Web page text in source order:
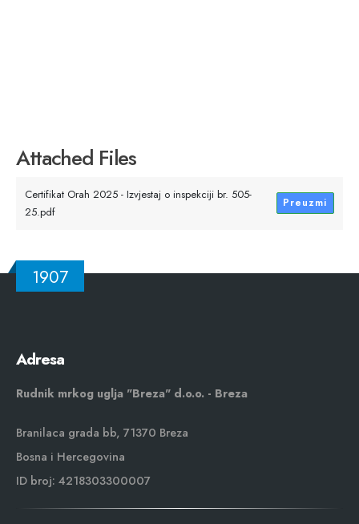
Attached Files
Certifikat Orah 2025 - Izvjestaj o inspekciji br. 505-
25.pdf
Preuzmi
1907
Adresa
Rudnik mrkog uglja "Breza" d.o.o. - Breza
Branilaca grada bb, 71370 Breza
Bosna i Hercegovina
ID broj: 4218303300007